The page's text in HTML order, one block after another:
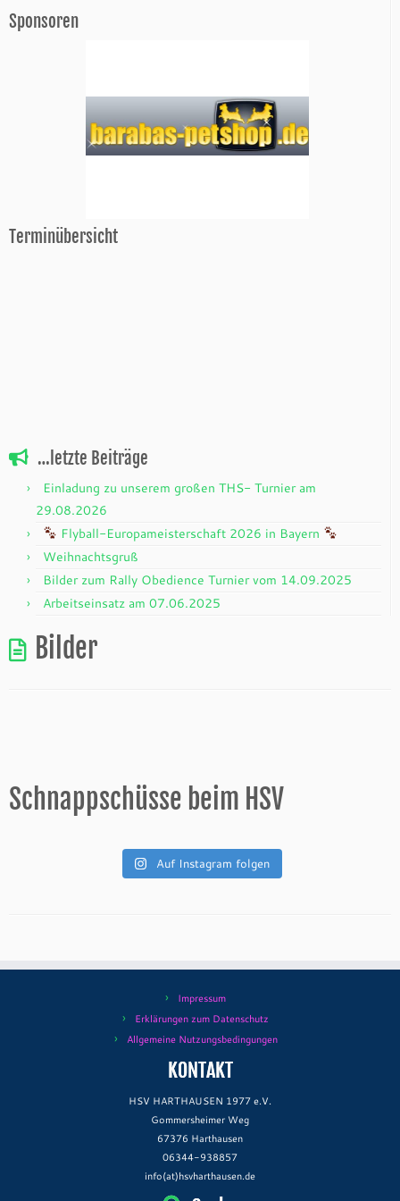
Sponsoren
Terminübersicht
…letzte Beiträge
Einladung zu unserem großen THS- Turnier am
29.08.2026
Flyball-Europameisterschaft 2026 in Bayern
Weihnachtsgruß
Bilder zum Rally Obedience Turnier vom 14.09.2025
Arbeitseinsatz am 07.06.2025
Bilder
Schnappschüsse beim HSV
Auf Instagram folgen
Impressum
Erklärungen zum Datenschutz
Allgemeine Nutzungsbedingungen
KONTAKT
HSV HARTHAUSEN 1977 e.V.
Gommersheimer Weg
67376 Harthausen
06344-938857
info(at)hsvharthausen.de